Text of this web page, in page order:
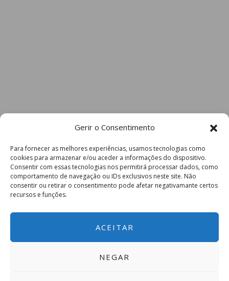
Gerir o Consentimento
Para fornecer as melhores experiências, usamos tecnologias como
cookies para armazenar e/ou aceder a informações do dispositivo.
Consentir com essas tecnologias nos permitirá processar dados, como
comportamento de navegação ou IDs exclusivos neste site. Não
consentir ou retirar o consentimento pode afetar negativamante certos
recursos e funções.
ACEITAR
NEGAR